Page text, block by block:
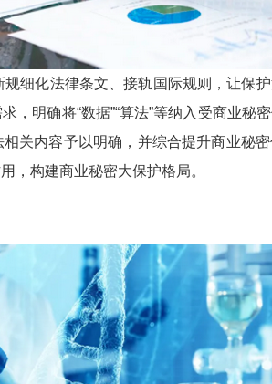
规细化法律条文、接轨国际规则，让保
明确将“数据”“算法”等纳入受商业秘
关内容予以明确，并综合提升商业秘
，构建商业秘密大保护格局。